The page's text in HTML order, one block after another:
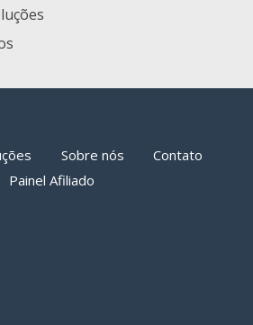
Sobre nós
Contato
Painel Afiliado